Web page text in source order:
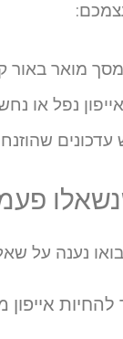
מואר באור
נפל או
נענה על